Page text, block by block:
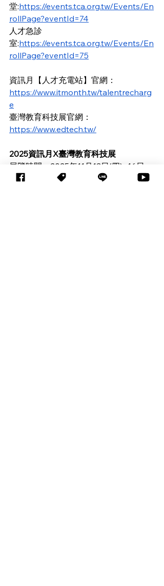
堂:https://events.tca.org.tw/Events/En
rollPage?eventId=74
人才急診
室:https://events.tca.org.tw/Events/En
rollPage?eventId=75
資訊月【人才充電站】官網：
https://www.itmonth.tw/talentrecharg
e
臺灣教育科技展官網：
https://www.edtech.tw/
2025資訊月X臺灣教育科技展
展覽時間：2025年11月13日(四)~16日
(日)